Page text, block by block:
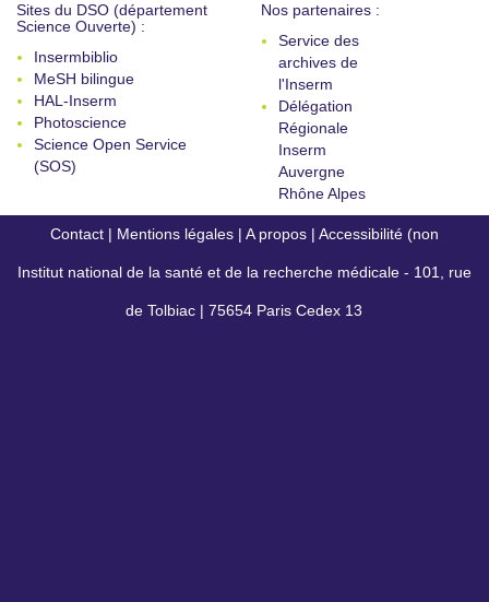
Sites du DSO (département
Science Ouverte) :
Insermbiblio
MeSH bilingue
HAL-Inserm
Photoscience
Science Open Service
(SOS)
Nos partenaires :
Service des
archives de
l'Inserm
Délégation
Régionale
Inserm
Auvergne
Rhône Alpes
Contact | Mentions légales | A propos | Accessibilité (non
conforme)
Institut national de la santé et de la recherche médicale - 101, rue
de Tolbiac | 75654 Paris Cedex 13